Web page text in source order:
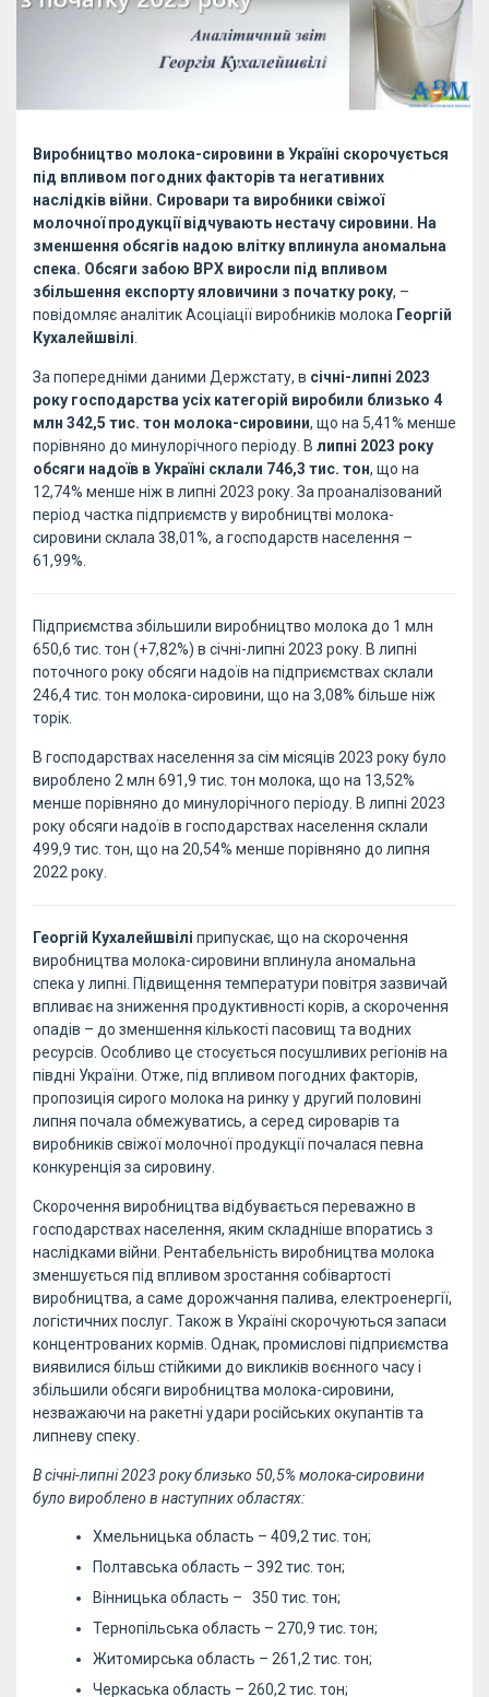
Виробництво молока-сировини в Україні скорочується
під впливом погодних факторів та негативних
наслідків війни. Сировари та виробники свіжої
молочної продукції відчувають нестачу сировини. На
зменшення обсягів надою влітку вплинула аномальна
спека. Обсяги забою ВРХ виросли під впливом
збільшення експорту яловичини з початку року, –
повідомляє аналітик Асоціації виробників молока Георгій
Кухалейшвілі.
За попередніми даними Держстату, в січні-липні 2023
року господарства усіх категорій виробили близько 4
млн 342,5 тис. тон молока-сировини, що на 5,41% менше
порівняно до минулорічного періоду. В липні 2023 року
обсяги надоїв в Україні склали 746,3 тис. тон, що на
12,74% менше ніж в липні 2023 року. За проаналізований
період частка підприємств у виробництві молока-
сировини склала 38,01%, а господарств населення –
61,99%.
Підприємства збільшили виробництво молока до 1 млн
650,6 тис. тон (+7,82%) в січні-липні 2023 року. В липні
поточного року обсяги надоїв на підприємствах склали
246,4 тис. тон молока-сировини, що на 3,08% більше ніж
торік.
В господарствах населення за сім місяців 2023 року було
вироблено 2 млн 691,9 тис. тон молока, що на 13,52%
менше порівняно до минулорічного періоду. В липні 2023
року обсяги надоїв в господарствах населення склали
499,9 тис. тон, що на 20,54% менше порівняно до липня
2022 року.
Георгій Кухалейшвілі припускає, що на скорочення
виробництва молока-сировини вплинула аномальна
спека у липні. Підвищення температури повітря зазвичай
впливає на зниження продуктивності корів, а скорочення
опадів – до зменшення кількості пасовищ та водних
ресурсів. Особливо це стосується посушливих регіонів на
півдні України. Отже, під впливом погодних факторів,
пропозиція сирого молока на ринку у другий половині
липня почала обмежуватись, а серед сироварів та
виробників свіжої молочної продукції почалася певна
конкуренція за сировину.
Скорочення виробництва відбувається переважно в
господарствах населення, яким складніше впоратись з
наслідками війни. Рентабельність виробництва молока
зменшується під впливом зростання собівартості
виробництва, а саме дорожчання палива, електроенергії,
логістичних послуг. Також в Україні скорочуються запаси
концентрованих кормів. Однак, промислові підприємства
виявилися більш стійкими до викликів воєнного часу і
збільшили обсяги виробництва молока-сировини,
незважаючи на ракетні удари російських окупантів та
липневу спеку.
В січні-липні 2023 року близько 50,5% молока-сировини
було вироблено в наступних областях:
Хмельницька область – 409,2 тис. тон;
Полтавська область – 392 тис. тон;
Вінницька область – 350 тис. тон;
Тернопільська область – 270,9 тис. тон;
Житомирська область – 261,2 тис. тон;
Черкаська область – 260,2 тис. тон;